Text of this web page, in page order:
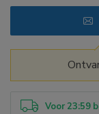
Voor 23:59